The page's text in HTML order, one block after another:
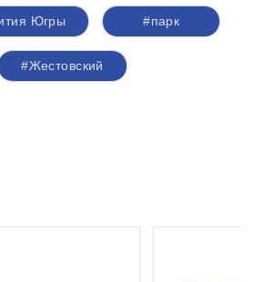
Югры #парк
#Жестовский